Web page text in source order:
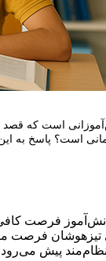
است که قصد
است؟ پاسخ به
فرصت کافی
تیزهوشان فرصت
نظام‌مند پیش